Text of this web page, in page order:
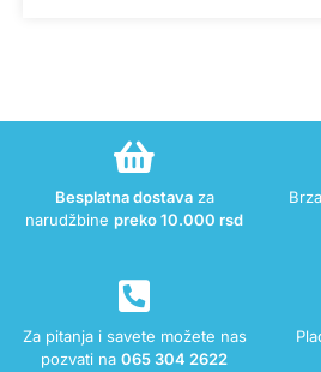
Besplatna dostavaza
narudžbine preko 10.000 rsd
Za pitanja i savete možete nas
pozvati na 065 304 2622